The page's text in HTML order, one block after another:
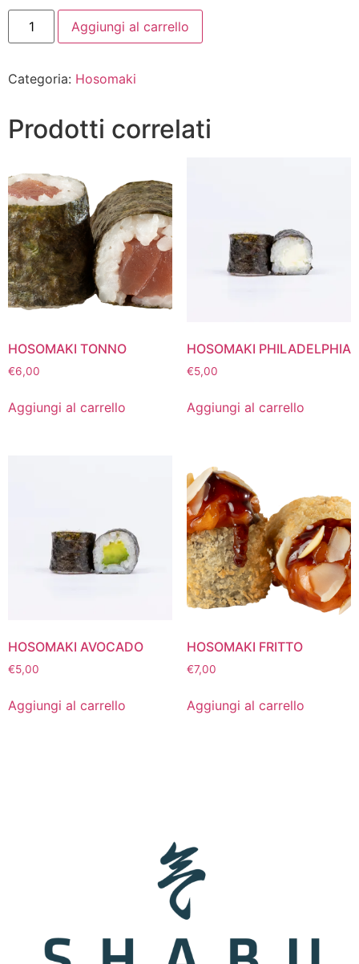
Aggiungi al carrello
Categoria: Hosomaki
Prodotti correlati
HOSOMAKI TONNO
€6,00
Aggiungi al carrello
HOSOMAKI PHILADELPHIA
€5,00
Aggiungi al carrello
HOSOMAKI AVOCADO
€5,00
Aggiungi al carrello
HOSOMAKI FRITTO
€7,00
Aggiungi al carrello